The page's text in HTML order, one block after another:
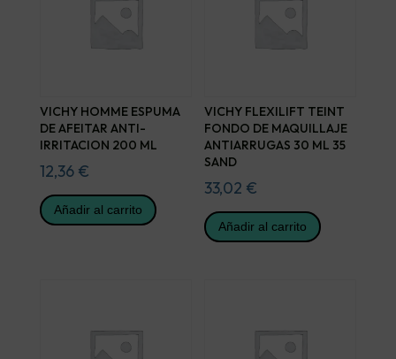
VICHY HOMME ESPUMA
DE AFEITAR ANTI-
IRRITACION 200 ML
12,36 €
Añadir al carrito
VICHY FLEXILIFT TEINT
FONDO DE MAQUILLAJE
ANTIARRUGAS 30 ML 35
SAND
33,02 €
Añadir al carrito